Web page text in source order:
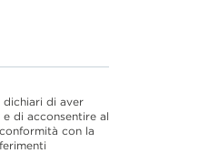
dichiari di aver
di acconsentire al
con la